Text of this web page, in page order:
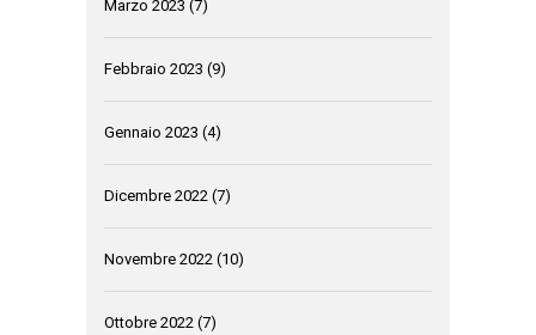
Marzo 2023 (7)
Febbraio 2023 (9)
Gennaio 2023 (4)
Dicembre 2022 (7)
Novembre 2022 (10)
Ottobre 2022 (7)